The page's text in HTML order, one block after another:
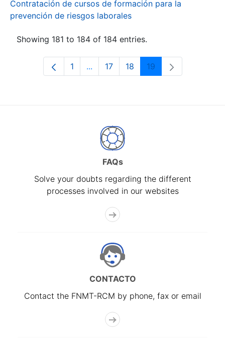
Contratación de cursos de formación para la
prevención de riesgos laborales
Showing 181 to 184 of 184 entries.
Page
1 ...Intermediate Pages Use TAB to
Page
17 Page
18 Page
19
FAQs
Solve your doubts regarding the different
processes involved in our websites
CONTACTO
Contact the FNMT-RCM by phone, fax or email